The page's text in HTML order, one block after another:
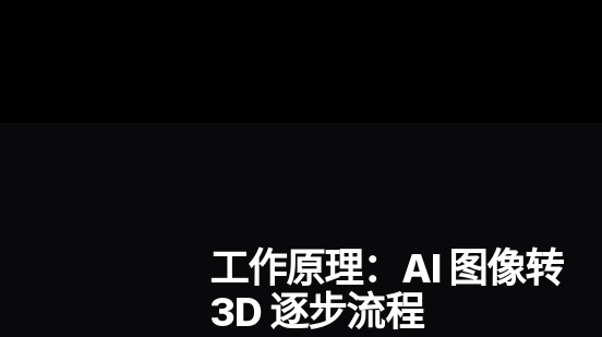
工作原理：AI 图像转
3D 逐步流程